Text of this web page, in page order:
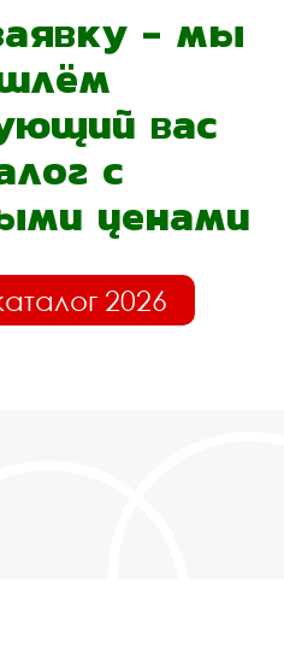
- мы
вас
с
ценами
2026